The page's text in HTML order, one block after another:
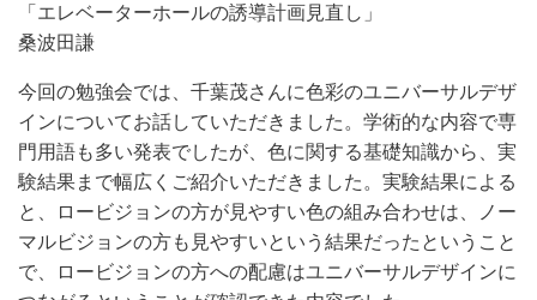
「エレベーターホールの誘導計画見直し」
桑波田謙
今回の勉強会では、千葉茂さんに色彩のユニバーサルデザ
インについてお話していただきました。学術的な内容で専
門用語も多い発表でしたが、色に関する基礎知識から、実
験結果まで幅広くご紹介いただきました。実験結果による
と、ロービジョンの方が見やすい色の組み合わせは、ノー
マルビジョンの方も見やすいという結果だったということ
で、ロービジョンの方への配慮はユニバーサルデザインに